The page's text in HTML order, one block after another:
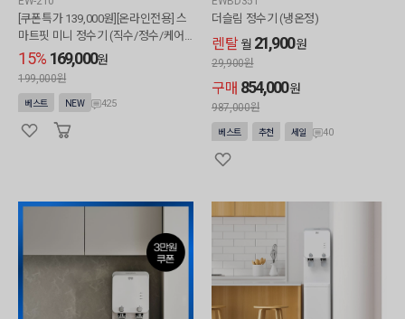
[쿠폰특가 139,000원][온라인전용] 스
마트핏 미니 정수기 (직수/정수/케어
십미포함)
15% 169,000원
199,000원
베스트 NEW 425
더슬림 정수기 (냉온정)
렌탈 월 21,900원
29,900원
구매 854,000원
987,000원
베스트 추천 세일 40